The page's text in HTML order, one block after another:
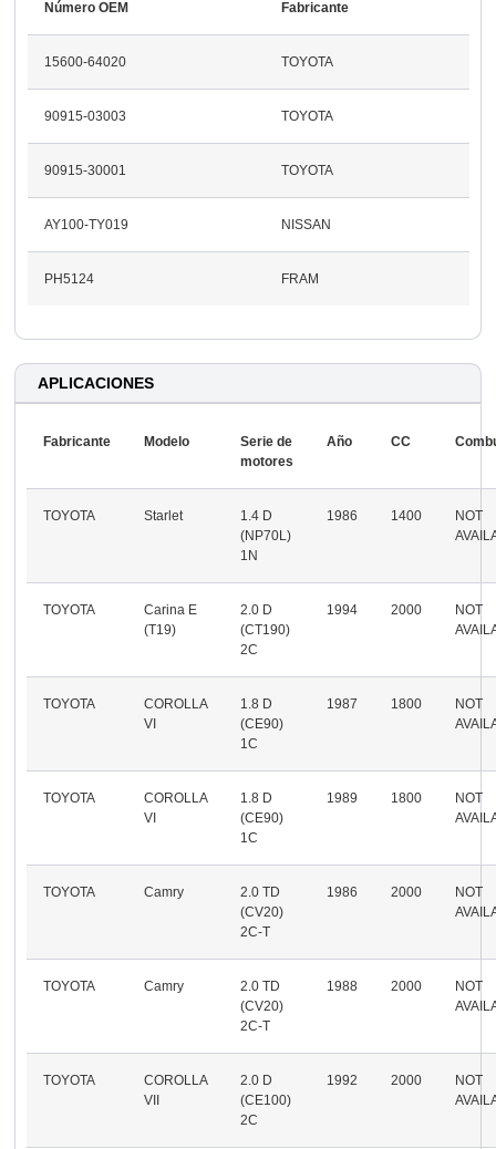
Número OEM Fabricante
15600-64020 TOYOTA
90915-03003 TOYOTA
90915-30001 TOYOTA
AY100-TY019 NISSAN
PH5124 FRAM
APLICACIONES
Fabricante Modelo
Serie de
motores
Año CC
TOYOTA Starlet
1.4 D
(NP70L)
1N
1986 1400
NOT
TOYOTA
Carina E
(T19)
2.0 D
(CT190)
2C
1994 2000
NOT
TOYOTA
COROLLA
VI
1.8 D
(CE90)
1C
1987 1800
NOT
TOYOTA
COROLLA
VI
1.8 D
(CE90)
1C
1989 1800
NOT
TOYOTA Camry
2.0 TD
(CV20)
2C-T
1986 2000
NOT
TOYOTA Camry
2.0 TD
(CV20)
2C-T
1988 2000
NOT
TOYOTA
COROLLA
VII
2.0 D
(CE100)
2C
1992 2000
NOT